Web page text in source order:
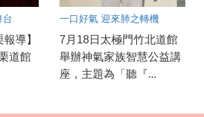
台
導】
道館
一口好氣 迎來肺之轉機
7月18日太極門竹北道館
舉辦神氣家族智慧公益講
座，主題為「聽『...